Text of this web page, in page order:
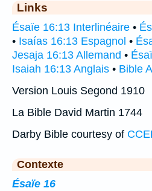
Links
Ésaïe 16:13 Interlinéaire •
• Isaías 16:13 Espagnol •
Jesaja 16:13 Allemand •
Isaiah 16:13 Anglais • Bible
Version Louis Segond 1910
La Bible David Martin 1744
Darby Bible courtesy of
Contexte
Ésaïe 16